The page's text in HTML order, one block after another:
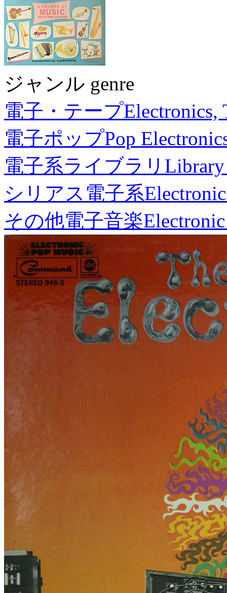
ジャンル genre
電子・テープElectronics,
電子ポップPop
電子系ライブラリ
シリアス電子系
その他電子音楽